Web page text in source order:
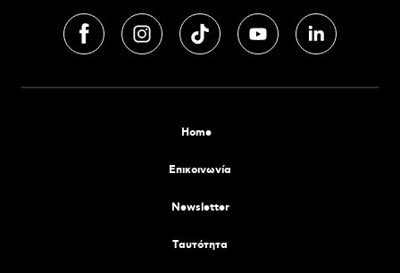
Home
Επικοινωνία
Newsletter
Tαυτότητα